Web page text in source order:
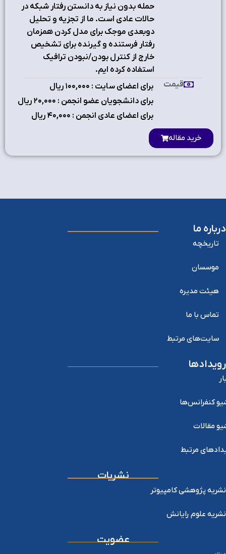
حمله بدون نیاز به دانستن رفتار شبکه در
حالات عادی است. ما از تجزیه و تحلیل
دوبعدی موجک برای مدل کردن همزمان
رفتار فرستنده و گیرنده برای تشخیص
خارج از کنترل بودن/نبودن ترافیک
استفاده کرده ایم.
برای اعضای سایت : ۱٠٠,٠٠٠ ریال
برای دانشجویان عضو انجمن : ۲٠,٠٠٠ ریال
برای اعضای عادی انجمن : ۴٠,٠٠٠ ریال
قیمت
خرید مقاله
درباره ما
تاریخچه
موسسان
هیئت مدیره
تماس با ما
سایت‌های مرتبط
رویدادها
کنفرانس‌ها
مقالات
مرتبط
نشریات
نشریه پژوهشی کامپیوتر
نشریه علوم رایانش
عضویت